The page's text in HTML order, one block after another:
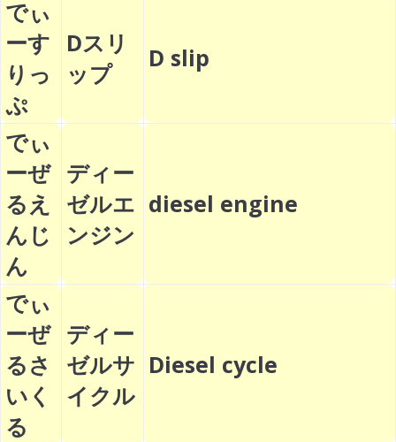
でぃ
ーす
りっ
ぷ
Dスリ
ップ
D slip
でぃ
ーぜ
るえ
んじ
ん
ディー
ゼルエ
ンジン
diesel engine
でぃ
ーぜ
るさ
いく
る
ディー
ゼルサ
イクル
Diesel cycle